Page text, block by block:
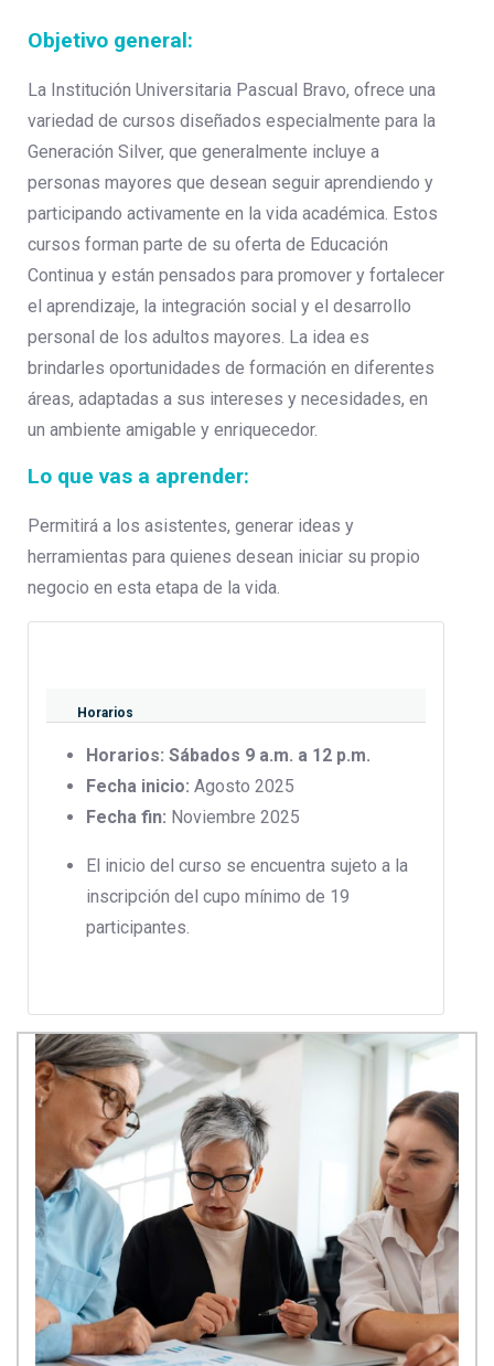
Objetivo general:
La Institución Universitaria Pascual Bravo, ofrece una
variedad de cursos diseñados especialmente para la
Generación Silver, que generalmente incluye a
personas mayores que desean seguir aprendiendo y
participando activamente en la vida académica. Estos
cursos forman parte de su oferta de Educación
Continua y están pensados para promover y fortalecer
el aprendizaje, la integración social y el desarrollo
personal de los adultos mayores. La idea es
brindarles oportunidades de formación en diferentes
áreas, adaptadas a sus intereses y necesidades, en
un ambiente amigable y enriquecedor.
Lo que vas a aprender:
Permitirá a los asistentes, generar ideas y
herramientas para quienes desean iniciar su propio
negocio en esta etapa de la vida.
Horarios
Horarios: Sábados 9 a.m. a 12 p.m.
Fecha inicio: Agosto 2025
Fecha fin: Noviembre 2025
El inicio del curso se encuentra sujeto a la
inscripción del cupo mínimo de 19
participantes.